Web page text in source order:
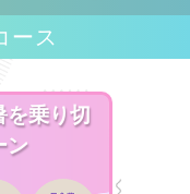
ース
を乗り切
ン